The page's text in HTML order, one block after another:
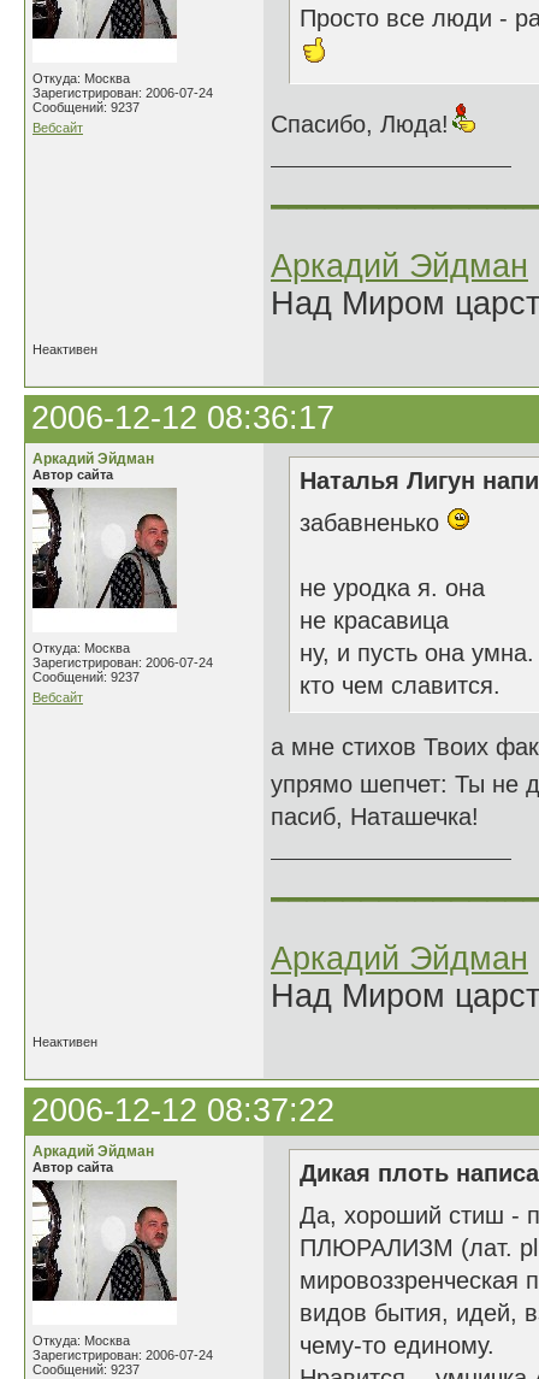
Откуда: Москва
Зарегистрирован: 2006-07-24
Сообщений: 9237
Вебсайт
Просто все люди -
Спасибо, Люда!
Аркадий Эйдман
Над Миром
Неактивен
2006-12-12 08:36:17
Аркадий Эйдман
Автор сайта
Откуда: Москва
Зарегистрирован: 2006-07-24
Сообщений: 9237
Вебсайт
Наталья Лигун
забавненько
не уродка я. она
не красавица
ну, и пусть она умна.
кто чем славится.
а мне стихов Твоих
упрямо шепчет: Ты
пасиб, Наташечка!
Аркадий Эйдман
Над Миром
Неактивен
2006-12-12 08:37:22
Аркадий Эйдман
Автор сайта
Откуда: Москва
Зарегистрирован: 2006-07-24
Сообщений: 9237
Дикая плоть
Да, хороший стиш -
ПЛЮРАЛИЗМ (лат.
мировоззренческая
видов бытия, идей,
чему-то единому.